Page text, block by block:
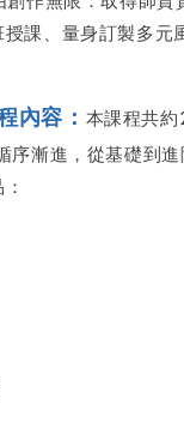
課、量身訂製多元
內容： 本課程共
序漸進，從基礎到